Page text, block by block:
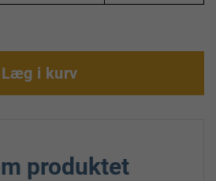
Læg i kurv
produktet